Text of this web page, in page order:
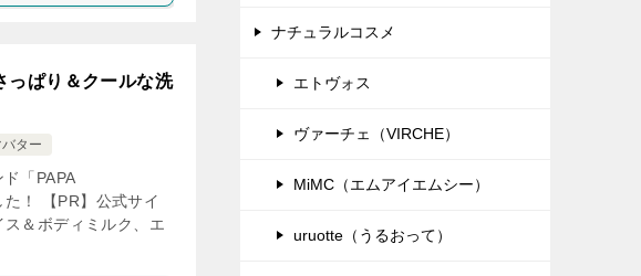
っぱり＆クールな洗
ター
「PAPA
！ 【PR】公式サイ
ス＆ボディミルク、エ
ナチュラルコスメ
エトヴォス
ヴァーチェ（VIRCHE）
MiMC（エムアイエムシー）
uruotte（うるおって）